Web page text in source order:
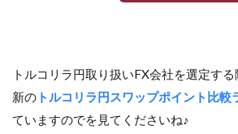
トルコリラ円取り扱いFX会社を選定す
新の トルコリラ円スワップポイント比較
ていますのでを見てくださいね♪